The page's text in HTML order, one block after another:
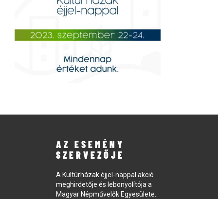
AZ ESEMÉNY
SZERVEZŐJE
A Kultúrházak éjjel-nappal akció
meghirdetője és lebonyolítója a
Magyar Népművelők Egyesülete.